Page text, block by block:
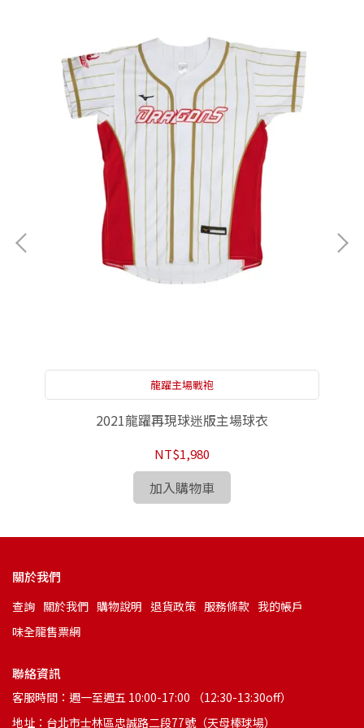
龍躍主場戰袍
2021龍躍再現球迷版主場球衣
NT$1,980
加入購物車
關於我們
查詢 關於我們 購物說明 退貨政策 服務條款 我的帳戶
味全龍售票網
聯絡資訊
客服時間：週一至週五 10:00-17:00 （12:30-13:30off）
地址：台北市士林區忠誠路二段77號（天母棒球場）